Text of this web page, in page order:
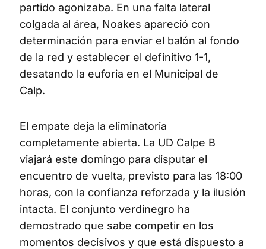
partido agonizaba. En una falta lateral
colgada al área, Noakes apareció con
determinación para enviar el balón al fondo
de la red y establecer el definitivo 1-1,
desatando la euforia en el Municipal de
Calp.
El empate deja la eliminatoria
completamente abierta. La UD Calpe B
viajará este domingo para disputar el
encuentro de vuelta, previsto para las 18:00
horas, con la confianza reforzada y la ilusión
intacta. El conjunto verdinegro ha
demostrado que sabe competir en los
momentos decisivos y que está dispuesto a